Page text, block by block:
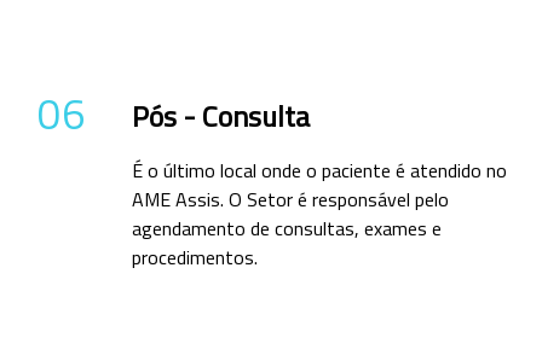
06 Pós - Consulta
É o último local onde o paciente é atendido no
AME Assis. O Setor é responsável pelo
agendamento de consultas, exames e
procedimentos.